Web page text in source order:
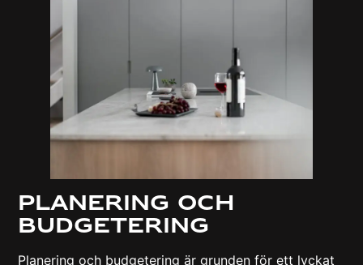
Planering Och
Budgetering
Planering och budgetering är grunden för ett lyckat